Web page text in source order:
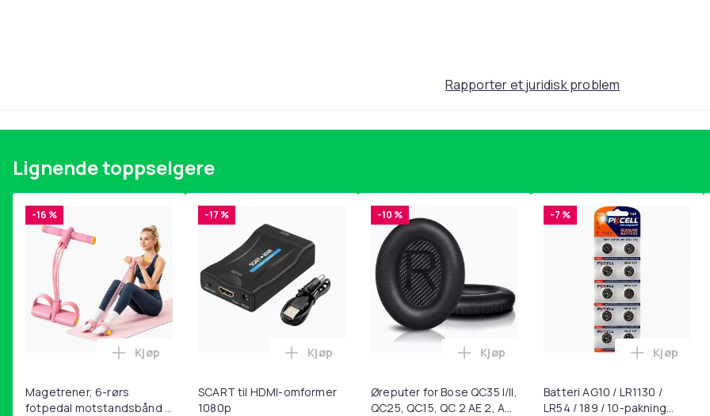
Pakken inkluderer:
Farge
Black
Vekt, gram
378
Artikkel nr.
42632429-d41b-58f8-a4fa-78a78eee48c4
Produktsikkerhetsinformasjon
Rapporter et juridisk problem
Lignende toppselgere
-16 %
Magetrener, 6-rørs
fotpedal motstandsbånd -
Legg Magetrener, 6-rørs fotpedal motstandsbånd - mage- og kjernetrening, yoga og
Kjøp
-17 %
SCART til HDMI-omformer
1080p
Legg SCART til HDMI-omformer 1080p i handlekurven
Kjøp
-10 %
Øreputer for Bose QC35 I/II,
QC25, QC15, QC 2 AE 2, AE
Legg Øreputer for Bose QC35 I/II, QC25,
Kjøp
-7 %
Batteri AG10 / LR1130 /
LR54 / 189 / 10-pakning
Legg
Kjøp